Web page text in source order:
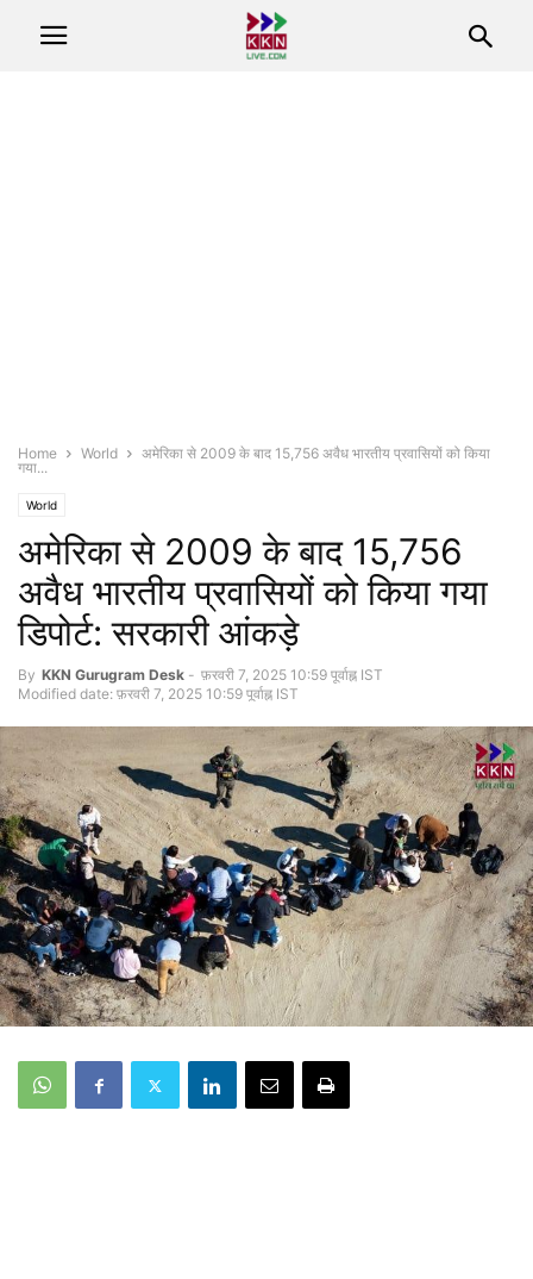
Home World
अमेरिका से 2009 के बाद 15,756 अवैध भारतीय प्रवासियों को किया
गया...
World
अमेरिका से 2009 के बाद 15,756
अवैध भारतीय प्रवासियों को किया गया
डिपोर्ट: सरकारी आंकड़े
By KKN Gurugram Desk - फ़रवरी 7, 2025 10:59 पूर्वाह्न IST
Modified date: फ़रवरी 7, 2025 10:59 पूर्वाह्न IST